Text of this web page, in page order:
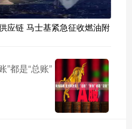
应链 马士基紧急征收燃油附
”都是“总账”